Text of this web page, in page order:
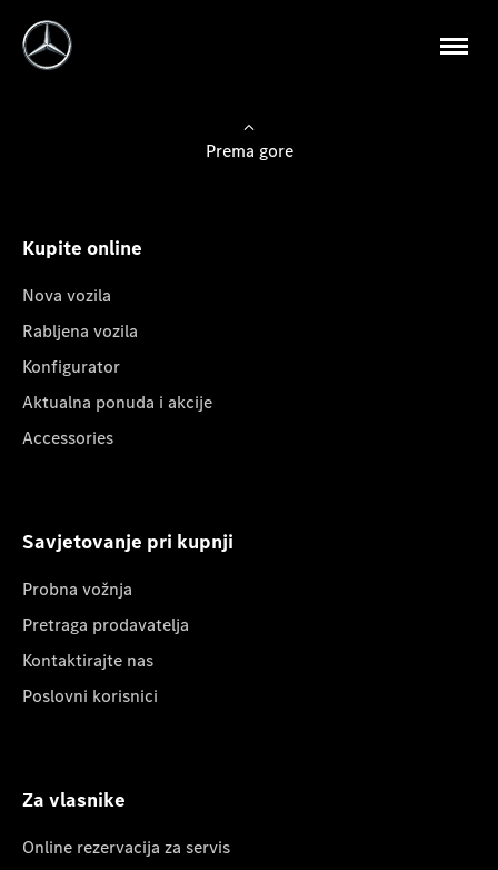
Prema gore
Kupite online
Nova vozila
Rabljena vozila
Konfigurator
Aktualna ponuda i akcije
Accessories
Savjetovanje pri kupnji
Probna vožnja
Pretraga prodavatelja
Kontaktirajte nas
Poslovni korisnici
Za vlasnike
Online rezervacija za servis